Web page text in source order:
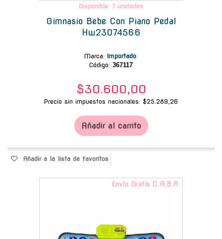
Disponible: 7 unidades
Gimnasio Bebe Con Piano Pedal
Hw23074566
Marca: Importado
Código: 367117
$30.600,00
Precio sin impuestos nacionales: $25.289,26
Añadir al carrito
Añadir a la lista de favoritos
Envío Gratis C.A.B.A.